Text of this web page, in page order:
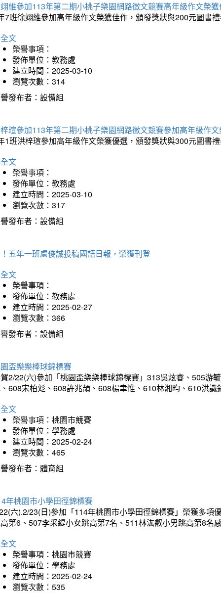
維參加113年第二期小桃子樂園網路徵文競賽高年級作文榮
7班徐翊維參加高年級作文榮獲佳作，頒發獎狀與200元圖書
文
榮譽事項：
發佈單位：教務處
建立時間：2025-03-10
瀏覽次數：314
發布者：設備組
瑄參加113年第二期小桃子樂園網路徵文競賽參加高年級作
1班洪梓瑄參加高年級作文榮獲優選，頒發獎狀與300元圖書
文
榮譽事項：
發佈單位：教務處
建立時間：2025-03-10
瀏覽次數：317
發布者：設備組
五年一班盧俊誠投稿國語日報，榮獲刊登
文
榮譽事項：
發佈單位：教務處
建立時間：2025-02-27
瀏覽次數：366
發布者：設備組
盃樂樂棒球錦標賽
2/22(六)參加「桃園盃樂樂棒球錦標賽」313吳炫睿、505游
608宋柏彣、608許兆頡、608楊聿惟、610林湘昀、610洪
文
榮譽事項：桃園市競賽
發佈單位：學務處
建立時間：2025-02-24
瀏覽次數：465
發布者：體育組
年桃園市小學田徑錦標賽
六).2/23(日)參加「114年桃園市小學田徑錦標賽」榮獲多
第6、507李采緹小女跳高第7名、511林汯叡小男跳高第8名
文
榮譽事項：桃園市競賽
發佈單位：學務處
建立時間：2025-02-24
瀏覽次數：535